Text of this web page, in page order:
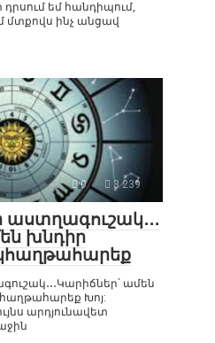
եմ հանդիպում,
մտքովս ինչ անցավ
0 3 239
աստղագուշակ․․․
խնդիր
ամեն
Խոյ:
արդյունավետ